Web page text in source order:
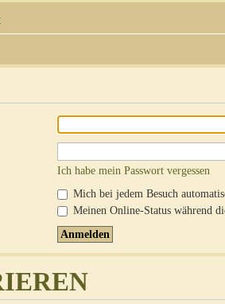
Ich habe mein Passwort vergessen
Mich bei jedem Besuch
Meinen Online-Status während